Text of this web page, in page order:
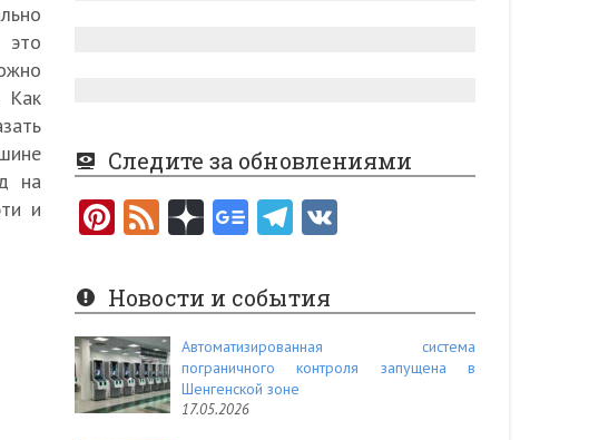
Как
на
и
Следите за обновлениями
Pi
er
es
t
F
e
d
Новости и события
Автоматизированная система
пограничного контроля запущена в
Шенгенской зоне
17.05.2026